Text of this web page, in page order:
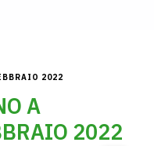
2022
A
2022